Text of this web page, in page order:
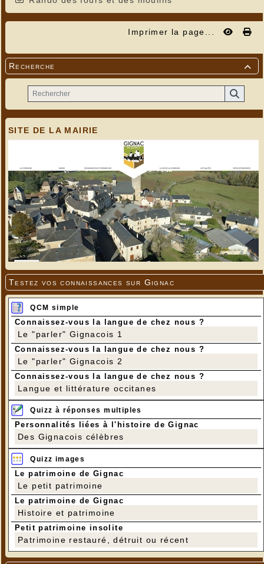
Imprimer la page...

Recherche
SITE DE LA MAIRIE
Testez vos connaissances sur Gignac
QCM simple
Connaissez-vous la langue de chez nous ?
Le "parler" Gignacois 1
Connaissez-vous la langue de chez nous ?
Le "parler" Gignacois 2
Connaissez-vous la langue de chez nous ?
Langue et littérature occitanes
Quizz à réponses multiples
Personnalités liées à l'histoire de Gignac
Des Gignacois célèbres
Quizz images
Le patrimoine de Gignac
Le petit patrimoine
Le patrimoine de Gignac
Histoire et patrimoine
Petit patrimoine insolite
Patrimoine restauré, détruit ou récent